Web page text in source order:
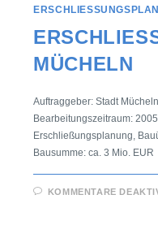
ÜCHELN
Auftraggeber: Stadt
Bearbeitungszeitraum:
Erschließungsplanung,
Bausumme: ca. 3 Mio. EUR
KOMMENTARE